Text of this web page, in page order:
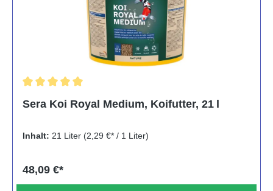
Sera Koi Royal Medium, Koifutter, 21 l
Inhalt: 21 Liter (2,29 €* / 1 Liter)
48,09 €*